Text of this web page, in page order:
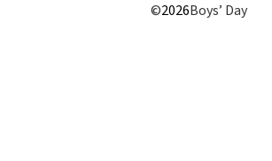
©2026Boys’ Day